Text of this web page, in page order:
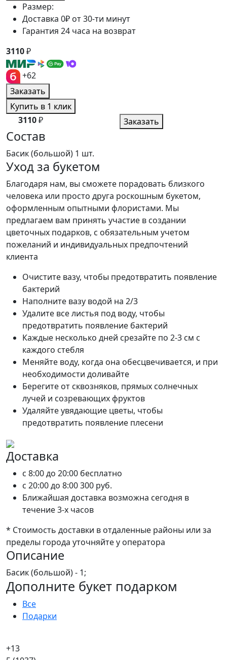
Размер:
Доставка 0₽ от 30-ти минут
Гарантия 24 часа на возврат
3110₽
+62
Заказать
Купить в 1 клик
3110₽ Заказать
Состав
Басик (большой) 1 шт.
Уход за букетом
Благодаря нам, вы сможете порадовать близкого
человека или просто друга роскошным букетом,
оформленным опытными флористами. Мы
предлагаем вам принять участие в создании
цветочных подарков, с обязательным учетом
пожеланий и индивидуальных предпочтений
клиента
Очистите вазу, чтобы предотвратить появление
бактерий
Наполните вазу водой на 2/3
Удалите все листья под воду, чтобы
предотвратить появление бактерий
Каждые несколько дней срезайте по 2-3 см с
каждого стебля
Меняйте воду, когда она обесцвечивается, и при
необходимости доливайте
Берегите от сквозняков, прямых солнечных
лучей и созревающих фруктов
Удаляйте увядающие цветы, чтобы
предотвратить появление плесени
Доставка
c 8:00 до 20:00 бесплатно
c 20:00 до 8:00300 руб.
Ближайшая доставка возможна сегодня в
течение 3-х часов
* Стоимость доставки в отдаленные районы или за
пределы города уточняйте у оператора
Описание
Басик (большой) - 1;
Дополните букет подарком
Все
Подарки
+13